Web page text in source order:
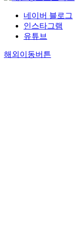
네이버 블로그
인스타그램
유튜브
해외이동버튼